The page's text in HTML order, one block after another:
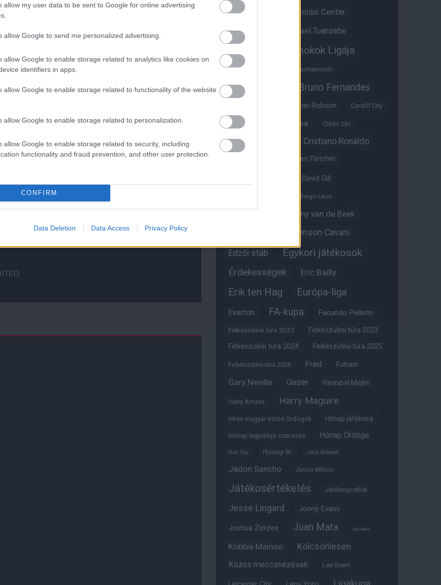
allow my user data to be sent to Google for online advertising
allow Google to send me personalized advertising.
allow Google to enable storage related to analytics like cookies on
identifiers in apps.
allow Google to enable storage related to functionality of the website
allow Google to enable storage related to personalization.
allow Google to enable storage related to security, including
functionality and fraud prevention, and other user protection.
CONFIRM
Data Deletion Data Access Privacy Policy
a mérkőzést elvesztettük. A találkozó előtti
sikerült eredményesnek lennem. Most azonban itt
a hibákat, a megfelelő irányba tartsak és
on is!
működését!
Aston Villa Átigazolási Center
Átigazolások Axel Tuanzebe
Bajnokok Ligája
Benjamin Sesko Bournemouth
Brandon Williams Bruno Fernandes
Bryan Robson Cardiff City
Casemiro Chelsea Chido Obi
Christian Eriksen Cristiano Ronaldo
Darren Fletcher
David Gill
Diego Leon
Donny van de Beek
Edinson Cavani
Edzői stáb Egykori játékosok
Érdekességek Eric Bailly
Erik ten Hag Európa-liga
Everton FA-kupa Facundo Pellistri
Felkészülési túra 2022 Felkészülési túra 2023
Felkészülési túra 2024 Felkészülési túra 2025
Felkészülési túra 2026 Fred Fulham
Gary Neville Glazer Hannibal Mejbri
Harry Amass Harry Maguire
Híres magyar Vörös Ördögök Hónap játékosa
Hónap legjobbja szavazás Hónap Ördöge
Hull City Ifjúsági BL Jack Butland
Jadon Sancho Jason Wilcox
Játékosértékelés Játékosprofilok
Jesse Lingard Jonny Evans
Joshua Zirkzee Juan Mata Karl Darlow
Kobbie Mainoo Kölcsönlesen
Közös meccsnézések Lee Grant